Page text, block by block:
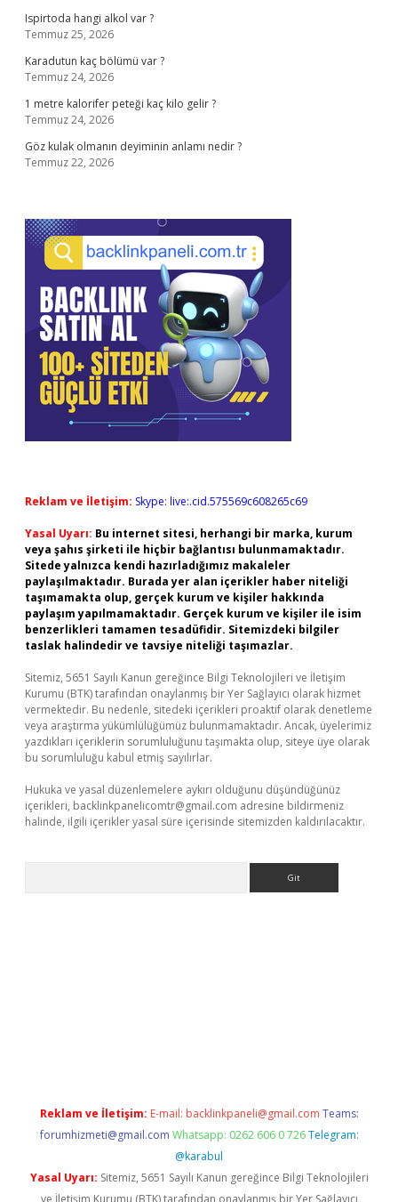
Ispirtoda hangi alkol var ?
Temmuz 25, 2026
Karadutun kaç bölümü var ?
Temmuz 24, 2026
1 metre kalorifer peteği kaç kilo gelir ?
Temmuz 24, 2026
Göz kulak olmanın deyiminin anlamı nedir ?
Temmuz 22, 2026
Reklam ve İletişim: Skype: live:.cid.575569c608265c69
Yasal Uyarı: Bu internet sitesi, herhangi bir marka, kurum
veya şahıs şirketi ile hiçbir bağlantısı bulunmamaktadır.
Sitede yalnızca kendi hazırladığımız makaleler
paylaşılmaktadır. Burada yer alan içerikler haber niteliği
taşımamakta olup, gerçek kurum ve kişiler hakkında
paylaşım yapılmamaktadır. Gerçek kurum ve kişiler ile isim
benzerlikleri tamamen tesadüfidir. Sitemizdeki bilgiler
taslak halindedir ve tavsiye niteliği taşımazlar.
Sitemiz, 5651 Sayılı Kanun gereğince Bilgi Teknolojileri ve İletişim
Kurumu (BTK) tarafından onaylanmış bir Yer Sağlayıcı olarak hizmet
vermektedir. Bu nedenle, sitedeki içerikleri proaktif olarak denetleme
veya araştırma yükümlülüğümüz bulunmamaktadır. Ancak, üyelerimiz
yazdıkları içeriklerin sorumluluğunu taşımakta olup, siteye üye olarak
bu sorumluluğu kabul etmiş sayılırlar.
Hukuka ve yasal düzenlemelere aykırı olduğunu düşündüğünüz
içerikleri, backlinkpanelicomtr@gmail.com adresine bildirmeniz
halinde, ilgili içerikler yasal süre içerisinde sitemizden kaldırılacaktır.
Reklam ve İletişim: E-mail: backlinkpaneli@gmail.com Teams:
forumhizmeti@gmail.com Whatsapp: 0262 606 0 726 Telegram:
@karabul
Yasal Uyarı: Sitemiz, 5651 Sayılı Kanun gereğince Bilgi Teknolojileri
ve İletişim Kurumu (BTK) tarafından onaylanmış bir Yer Sağlayıcı